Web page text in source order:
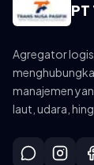
PT
Agregator
manajemen
laut, udara,